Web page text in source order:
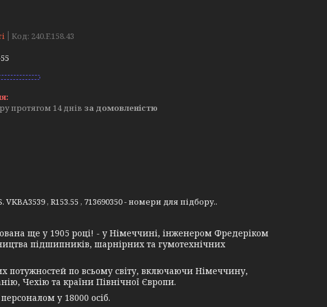
Код: 240.F.158.43
протягом 14 днів за домовленістю
, R153.55 , 713690350 - номери для підбору..
ще у 1905 році! - у Німеччині, інженером Фредеріком
підшипників, шарнірних та гумотехнічних
по всьому світу, включаючи Німеччину,
Чехію та країни Північної Європи.
у 18000 осіб.